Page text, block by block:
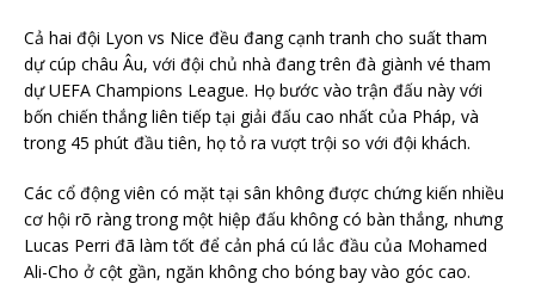
Cả hai đội Lyon vs Nice đều đang cạnh tranh cho suất tham
dự cúp châu Âu, với đội chủ nhà đang trên đà giành vé tham
dự UEFA Champions League. Họ bước vào trận đấu này với
bốn chiến thắng liên tiếp tại giải đấu cao nhất của Pháp, và
trong 45 phút đầu tiên, họ tỏ ra vượt trội so với đội khách.
Các cổ động viên có mặt tại sân không được chứng kiến nhiều
cơ hội rõ ràng trong một hiệp đấu không có bàn thắng, nhưng
Lucas Perri đã làm tốt để cản phá cú lắc đầu của Mohamed
Ali-Cho ở cột gần, ngăn không cho bóng bay vào góc cao.